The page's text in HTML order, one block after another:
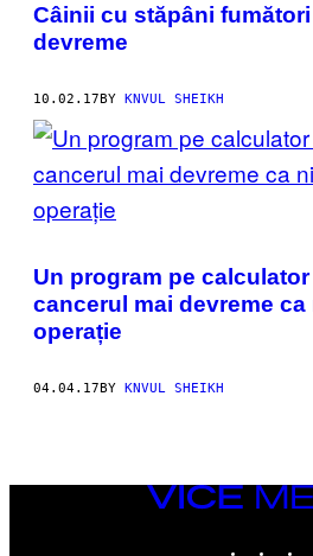
Câinii cu stăpâni
devreme
10.02.17BY KNVUL SHEIKH
Un program pe
cancerul mai devreme
operație
04.04.17BY KNVUL SHEIKH
VICE
MEDIA